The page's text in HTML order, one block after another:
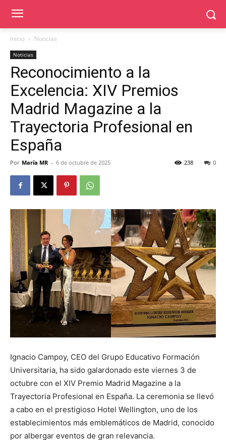
Inicio Noticias
Noticias
Reconocimiento a la
Excelencia: XIV Premios
Madrid Magazine a la
Trayectoria Profesional en
España
Por María MR - 6 de octubre de 2025 0
238
Ignacio Campoy, CEO del Grupo Educativo Formación
Universitaria, ha sido galardonado este viernes 3 de
octubre con el XIV Premio Madrid Magazine a la
Trayectoria Profesional en España. La ceremonia se llevó
a cabo en el prestigioso Hotel Wellington, uno de los
establecimientos más emblemáticos de Madrid, conocido
por albergar eventos de gran relevancia.